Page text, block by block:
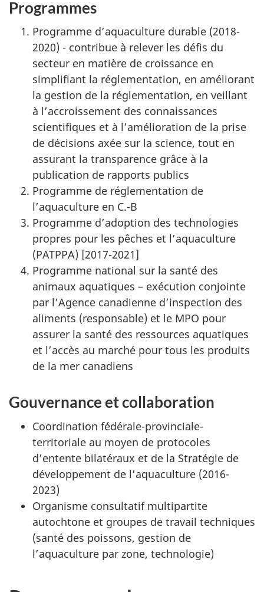
Programmes
Programme d’aquaculture durable (2018-
2020) - contribue à relever les défis du
secteur en matière de croissance en
simplifiant la réglementation, en améliorant
la gestion de la réglementation, en veillant
à l’accroissement des connaissances
scientifiques et à l’amélioration de la prise
de décisions axée sur la science, tout en
assurant la transparence grâce à la
publication de rapports publics
Programme de réglementation de
l’aquaculture en C.-B
Programme d’adoption des technologies
propres pour les pêches et l’aquaculture
(PATPPA) [2017-2021]
Programme national sur la santé des
animaux aquatiques – exécution conjointe
par l’Agence canadienne d’inspection des
aliments (responsable) et le MPO pour
assurer la santé des ressources aquatiques
et l’accès au marché pour tous les produits
de la mer canadiens
Gouvernance et collaboration
Coordination fédérale-provinciale-
territoriale au moyen de protocoles
d’entente bilatéraux et de la Stratégie de
développement de l’aquaculture (2016-
2023)
Organisme consultatif multipartite
autochtone et groupes de travail techniques
(santé des poissons, gestion de
l’aquaculture par zone, technologie)